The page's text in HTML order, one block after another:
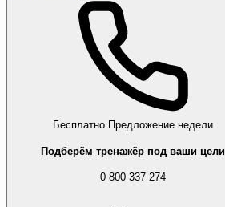
Бесплатно Предложение недели
Подберём тренажёр под ваши цели
0 800 337 274